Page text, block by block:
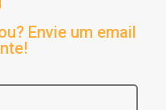
Envie um email